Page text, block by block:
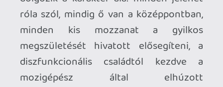
Ahhoz, hogy te is hozzászólj, be kell
jelentkezned!
Hwopapa 2025.03.18 17:39:53 #1zzfk